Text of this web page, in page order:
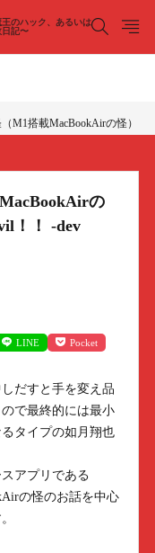
王のハック、あるいは
日記〜
M1搭載MacBookAirの怪） -
の
！！ -dev
LINE Pocket
だすと手を変え品
で最終的には最小
タイプの如月翔也
アプリである
の怪のお話を中心